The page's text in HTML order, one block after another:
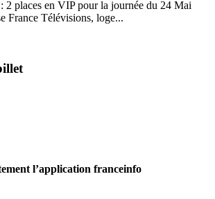
2 places en VIP pour la journée du 24 Mai
France Télévisions, loge...
l’application franceinfo